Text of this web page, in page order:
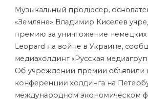
Музыкальный продюсер,
«Земляне» Владимир Киселев
премию за уничтожение немецких
Leopard на войне в Украине,
медиахолдинг «Русская
Об учреждении премии объявили
конференции холдинга на
международном экономическом